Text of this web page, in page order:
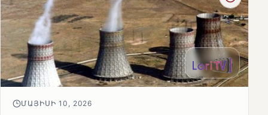
ՄԱՅԻՍԻ 10, 2026